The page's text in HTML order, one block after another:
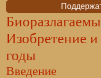
Изобретение
годы
Введение